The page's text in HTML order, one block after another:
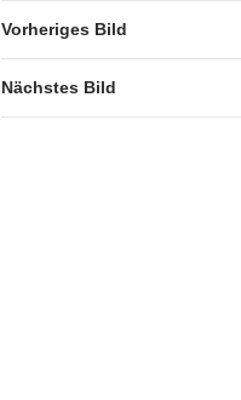
Vorheriges Bild
Nächstes Bild